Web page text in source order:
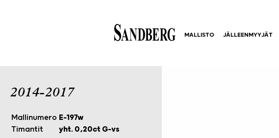
2014-2017
Mallinumero E-197w
Timantit
yht. 0,20ct G-vs
MALLISTO JÄLLEENMYYJÄT